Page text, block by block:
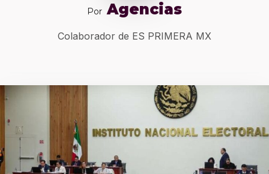
Por Agencias
Colaborador de ES PRIMERA MX